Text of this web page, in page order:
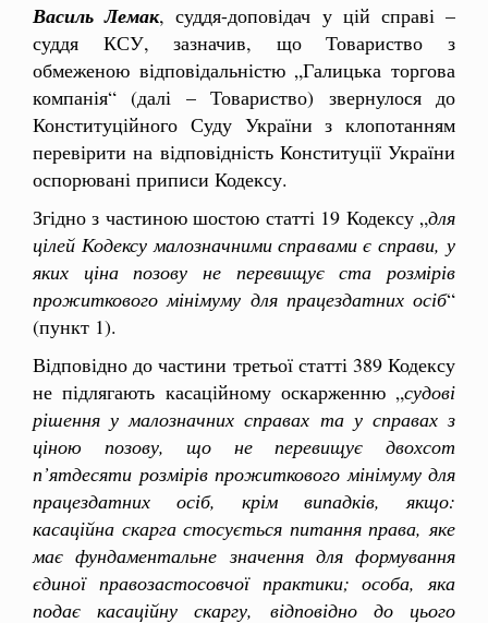
Василь Лемак, суддя-доповідач у цій справі –
суддя КСУ, зазначив, що Товариство з
обмеженою відповідальністю „Галицька торгова
компанія“ (далі – Товариство) звернулося до
Конституційного Суду України з клопотанням
перевірити на відповідність Конституції України
оспорювані приписи Кодексу.
Згідно з частиною шостою статті 19 Кодексу „для
цілей Кодексу малозначними справами є справи, у
яких ціна позову не перевищує ста розмірів
прожиткового мінімуму для працездатних осіб“
(пункт 1).
Відповідно до частини третьої статті 389 Кодексу
не підлягають касаційному оскарженню „судові
рішення у малозначних справах та у справах з
ціною позову, що не перевищує двохсот
п’ятдесяти розмірів прожиткового мінімуму для
працездатних осіб, крім випадків, якщо:
касаційна скарга стосується питання права, яке
має фундаментальне значення для формування
єдиної правозастосовчої практики; особа, яка
подає касаційну скаргу, відповідно до цього